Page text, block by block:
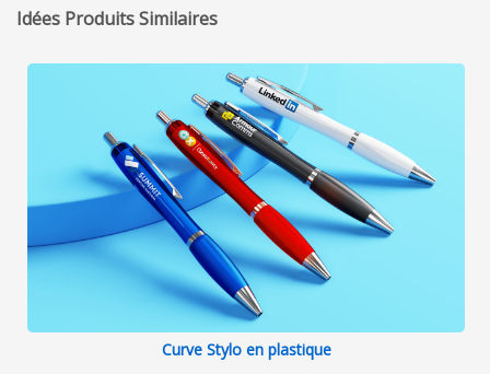
Idées Produits Similaires
Curve Stylo en plastique